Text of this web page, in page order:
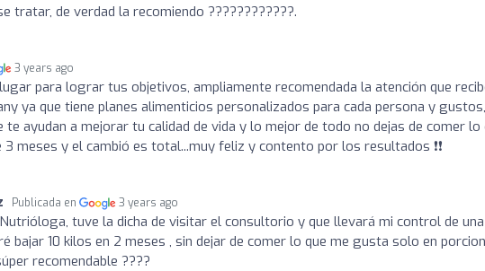
tratar, de verdad la recomiendo ????????????.
3 years ago
para lograr tus objetivos, ampliamente recomendada la atención que
ya que tiene planes alimenticios personalizados para cada persona y gustos,
ayudan a mejorar tu calidad de vida y lo mejor de todo no dejas de comer lo
meses y el cambió es total...muy feliz y contento por los resultados ❗❗
Publicada en 3 years ago
tuve la dicha de visitar el consultorio y que llevará mi control de una
bajar 10 kilos en 2 meses , sin dejar de comer lo que me gusta solo en
recomendable ????